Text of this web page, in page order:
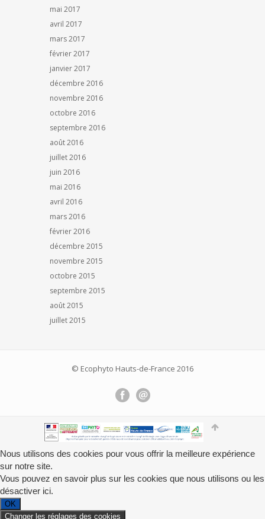
mai 2017
avril 2017
mars 2017
février 2017
janvier 2017
décembre 2016
novembre 2016
octobre 2016
septembre 2016
août 2016
juillet 2016
juin 2016
mai 2016
avril 2016
mars 2016
février 2016
décembre 2015
novembre 2015
octobre 2015
septembre 2015
août 2015
juillet 2015
© Ecophyto Hauts-de-France 2016
Nous utilisons des cookies pour vous offrir la meilleure expérience
sur notre site.
Vous pouvez en savoir plus sur les cookies que nous utilisons ou les
désactiver ici.
OK
Changer les réglages des cookies